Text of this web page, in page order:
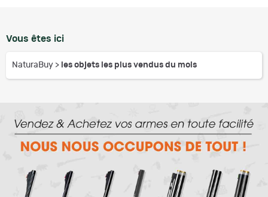
Vous êtes ici
NaturaBuy > les objets les plus vendus du mois